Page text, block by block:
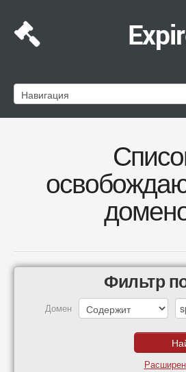
Фильтр
Домен